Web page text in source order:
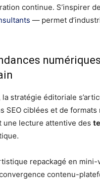
continue. S’inspirer
— permet
stratégie éditoriale
SEO ciblées et de
une lecture attentive des
repackagé en
contenu-